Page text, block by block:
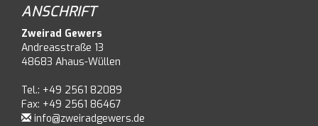
ANSCHRIFT
Zweirad Gewers
Andreasstraße 13
48683 Ahaus-Wüllen
Tel.: +49 2561 82089
Fax: +49 2561 86467
info@zweiradgewers.de